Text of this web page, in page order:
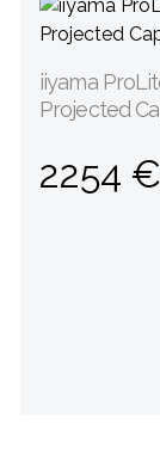
iiyama
Projected
2254 €